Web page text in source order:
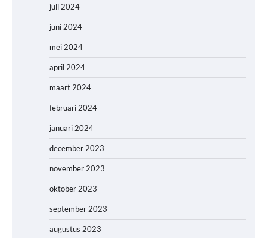
juli 2024
juni 2024
mei 2024
april 2024
maart 2024
februari 2024
januari 2024
december 2023
november 2023
oktober 2023
september 2023
augustus 2023